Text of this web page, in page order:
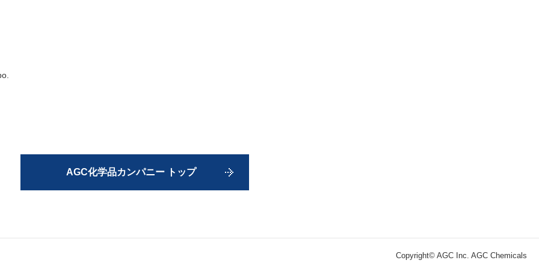
AGC化学品カンパニー トップ
Copyright© AGC Inc. AGC Chemicals